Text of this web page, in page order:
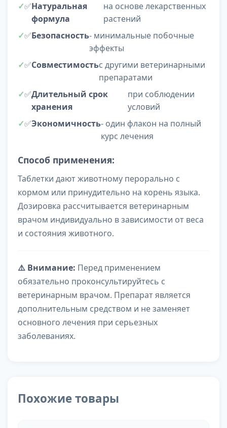
✅Натуральная
формула
на основе лекарственных
растений
✅Безопасность- минимальные побочные
эффекты
✅Совместимостьс другими ветеринарными
препаратами
✅Длительный срок
хранения
при соблюдении
условий
✅Экономичность- один флакон на полный
курс лечения
Способ применения:
Таблетки дают животному перорально с
кормом или принудительно на корень языка.
Дозировка рассчитывается ветеринарным
врачом индивидуально в зависимости от веса
и состояния животного.
⚠️ Внимание: Перед применением
обязательно проконсультируйтесь с
ветеринарным врачом. Препарат является
дополнительным средством и не заменяет
основного лечения при серьезных
заболеваниях.
Похожие товары